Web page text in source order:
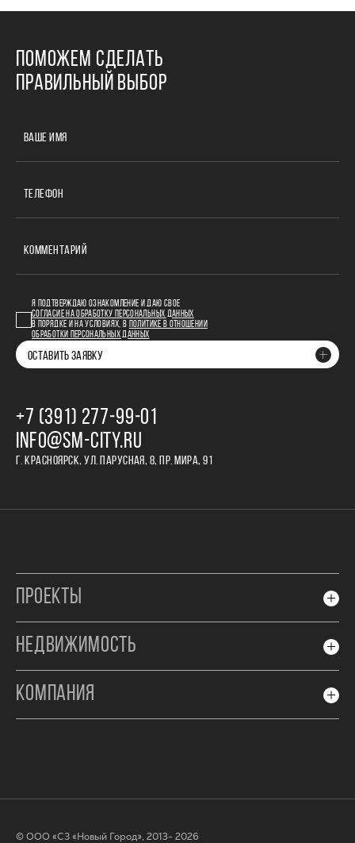
ПОМОЖЕМ СДЕЛАТЬ
ПРАВИЛЬНЫЙ ВЫБОР
ВАШЕ ИМЯ
ТЕЛЕФОН
КОММЕНТАРИЙ
Я ПОДТВЕРЖДАЮ ОЗНАКОМЛЕНИЕ И ДАЮ СВОЕ
СОГЛАСИЕ НА ОБРАБОТКУ ПЕРСОНАЛЬНЫХ ДАННЫХ
В ПОРЯДКЕ И НА УСЛОВИЯХ, В
ПОЛИТИКЕ В ОТНОШЕНИИ
ОБРАБОТКИ ПЕРСОНАЛЬНЫХ ДАННЫХ
ОСТАВИТЬ ЗАЯВКУ
+7 (391) 277‒99‒01
INFO@SM-CITY.RU
Г. КРАСНОЯРСК, УЛ. ПАРУСНАЯ, 8, ПР. МИРА, 91
ПРОЕКТЫ
НЕДВИЖИМОСТЬ
КОМПАНИЯ
© ООО «СЗ «Новый Город», 2013- 2026